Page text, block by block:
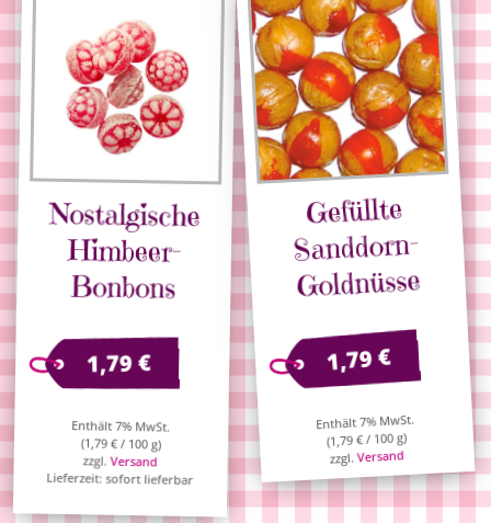
Nostalgische
Himbeer-
Bonbons
1,79€
Enthält 7% MwSt.
(1,79€/ 100 g)
zzgl.Versand
Lieferzeit: sofort lieferbar
Gefüllte
Sanddorn-
Goldnüsse
1,79€
Enthält 7% MwSt.
(1,79€/ 100 g)
zzgl.Versand